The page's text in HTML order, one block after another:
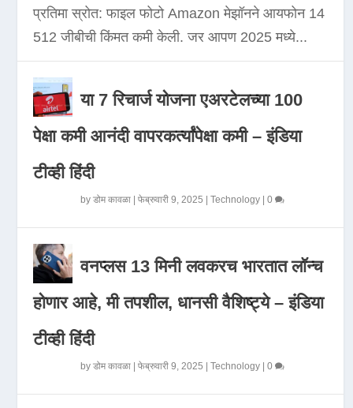
प्रतिमा स्रोत: फाइल फोटो Amazon मेझॉनने आयफोन 14
512 जीबीची किंमत कमी केली. जर आपण 2025 मध्ये...
या 7 रिचार्ज योजना एअरटेलच्या 100
पेक्षा कमी आनंदी वापरकर्त्यांपेक्षा कमी – इंडिया
टीव्ही हिंदी
byडोम कावळा |फेब्रुवारी 9, 2025 |Technology |0
वनप्लस 13 मिनी लवकरच भारतात लॉन्च
होणार आहे, मी तपशील, धानसी वैशिष्ट्ये – इंडिया
टीव्ही हिंदी
byडोम कावळा |फेब्रुवारी 9, 2025 |Technology |0